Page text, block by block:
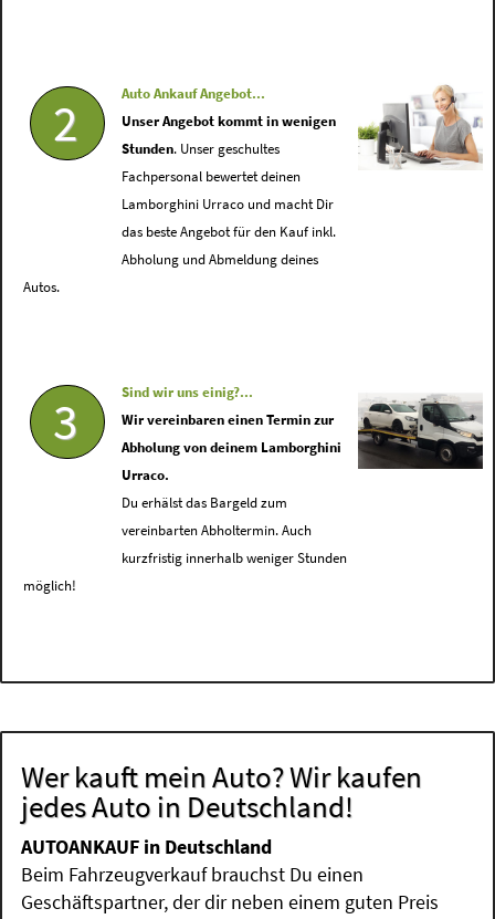
2
Auto Ankauf Angebot...
Unser Angebot kommt in wenigen
Stunden. Unser geschultes
Fachpersonal bewertet deinen
Lamborghini Urraco und macht Dir
das beste Angebot für den Kauf inkl.
Abholung und Abmeldung deines
Autos.
3
Sind wir uns einig?...
Wir vereinbaren einen Termin zur
Abholung von deinem Lamborghini
Urraco.
Du erhälst das Bargeld zum
vereinbarten Abholtermin. Auch
kurzfristig innerhalb weniger Stunden
möglich!
Wer kauft mein Auto? Wir kaufen
jedes Auto in Deutschland!
AUTOANKAUF in Deutschland
Beim Fahrzeugverkauf brauchst Du einen
Geschäftspartner, der dir neben einem guten Preis